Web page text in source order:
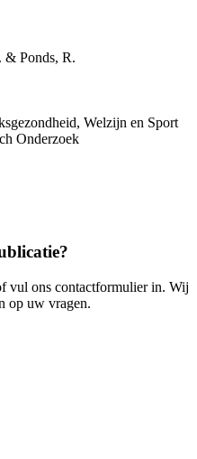
& Ponds, R.
Welzijn en Sport
Onderzoek
vul ons contactformulier in. Wij
op uw vragen.